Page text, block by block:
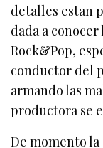
detalles estan
dada a
Rock&Pop,
conductor del
armando las
productora se
De momento